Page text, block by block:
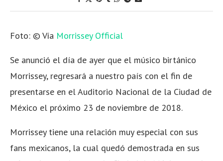
Foto: © Vía Morrissey Official
Se anunció el día de ayer que el músico birtánico
Morrissey, regresará a nuestro país con el fin de
presentarse en el Auditorio Nacional de la Ciudad de
México el próximo 23 de noviembre de 2018.
Morrissey tiene una relación muy especial con sus
fans mexicanos, la cual quedó demostrada en sus